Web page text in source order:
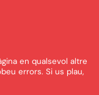
en qualsevol altre
errors. Si us plau,